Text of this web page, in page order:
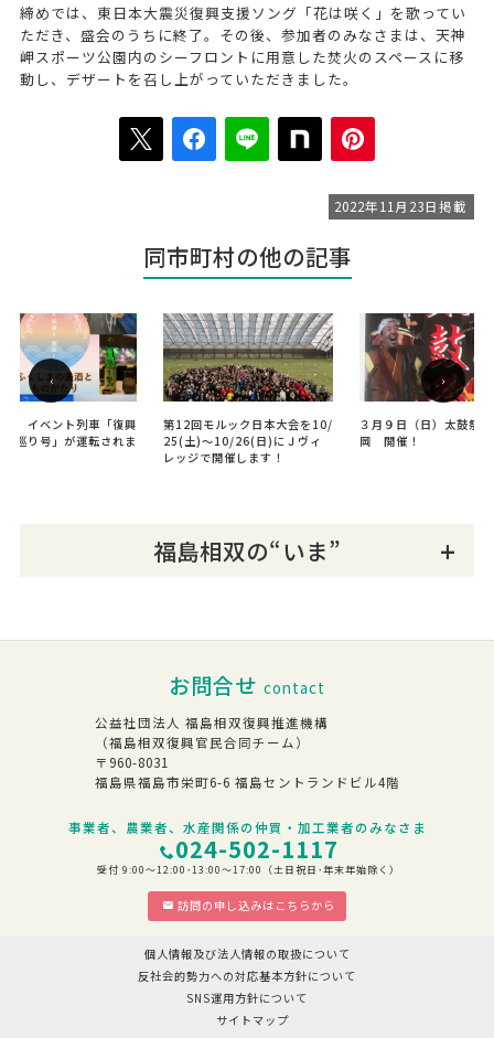
締めでは、東日本大震災復興支援ソング「花は咲く」を歌ってい
ただき、盛会のうちに終了。その後、参加者のみなさまは、天神
岬スポーツ公園内のシーフロントに用意した焚火のスペースに移
動し、デザートを召し上がっていただきました。
2022年11月23日掲載
同市町村の他の記事
】イベント列車「復興
巡り号」が運転されま
第12回モルック日本大会を10/
25(土)～10/26(日)にＪヴィ
レッジで開催します！
３月９日（日）太鼓祭
岡 開催！
‹ ›
福島相双の“いま”
お問合せ contact
公益社団法人 福島相双復興推進機構
（福島相双復興官民合同チーム）
〒960-8031
福島県福島市栄町6-6 福島セントランドビル4階
事業者、農業者、水産関係の仲買・加工業者のみなさま
024-502-1117
受付 9:00～12:00･13:00～17:00（土日祝日･年末年始除く）
訪問の申し込みはこちらから
個人情報及び法人情報の取扱について
反社会的勢力への対応基本方針について
SNS運用方針について
サイトマップ